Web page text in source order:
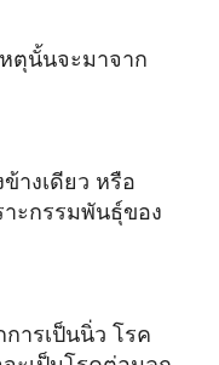
ตุนั้นจะมาจาก
างเดียว หรือ
ะกรรมพันธุ์ของ
ารเป็นนิ่ว โรค